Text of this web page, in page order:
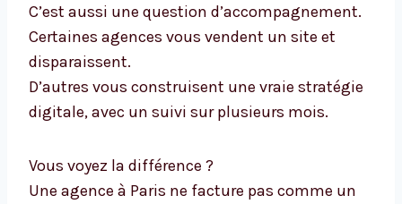
C’est aussi une question d’accompagnement.
Certaines agences vous vendent un site et
disparaissent.
D’autres vous construisent une vraie stratégie
digitale, avec un suivi sur plusieurs mois.
Vous voyez la différence ?
Une agence à Paris ne facture pas comme un